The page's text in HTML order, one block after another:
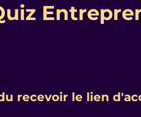
recevoir le lien